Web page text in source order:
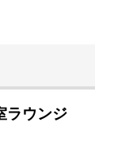
ラウンジ